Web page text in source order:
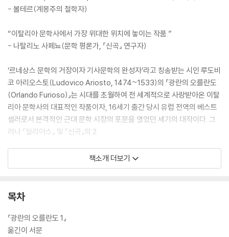
- 볼테르(계몽주의 철학자)
“이탈리아 문학사에서 가장 위대한 위치에 놓이는 작품.”
- 나탈리노 사페뇨(문학 평론가, 『신곡』 연구자)
‘르네상스 문학의 거장이자 기사문학의 완성자’라고 칭송받는 시인 루도비
코 아리오스토(Ludovico Ariosto, 1474~1533)의 『광란의 오를란도
(Orlando Furioso)』는 시대를 초월하여 전 세계적으로 사랑받아온 이탈
리아 문학사의 대표적인 작품이자, 16세기 출간 당시 유럽 전역의 베스트
셀러로서 본격적인 근대 문학 시장의 포문을 열었던 세기의 대작이다. 그
러나 『일리아스』 및 『신곡』의 2.
르네상스 문학의 금자탑이자 샤를마뉴 전설의 기념비적 걸작!
광기가 인도하는 장엄한 대서사
“『일리아스』, 『오디세이아』, 『돈키호테』를 합친 것과 맞먹는 역작.”
- 볼테르(계몽주의 철학자)
책소개 더보기
목차
『광란의 오를란도 1』
옮긴이 서문